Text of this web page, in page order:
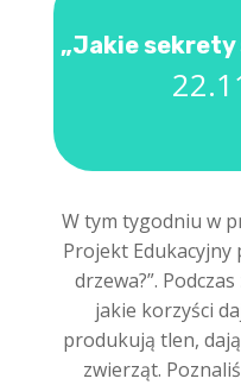
„Jakie
W tym tygodniu w
Projekt Edukacyjny
drzewa?”.
jakie korzyści
produkują tlen,
zwierząt.